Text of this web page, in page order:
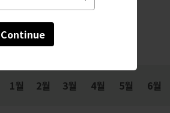
Continue
1월 2월 3월 4월 5월 6월